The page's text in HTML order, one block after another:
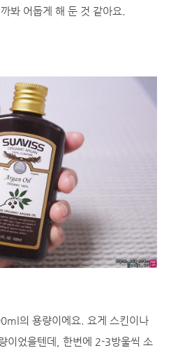
봐 어둡게 해 둔 것 같아요.
의 용량이에요. 요게 스킨이나
이었을텐데, 한번에 2-3방울씩 소